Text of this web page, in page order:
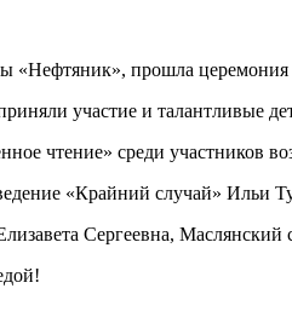
«Нефтяник», прошла
участие и талантливые
чтение» среди участников
«Крайний случай» Ильи
Сергеевна,